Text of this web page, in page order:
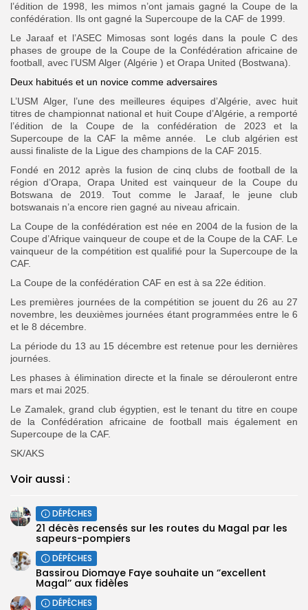
l’édition de 1998, les mimos n’ont jamais gagné la Coupe de la
confédération. Ils ont gagné la Supercoupe de la CAF de 1999.
Le Jaraaf et l’ASEC Mimosas sont logés dans la poule C des
phases de groupe de la Coupe de la Confédération africaine de
football, avec l’USM Alger (Algérie ) et Orapa United (Bostwana).
Deux habitués et un novice comme adversaires
L’USM Alger, l’une des meilleures équipes d’Algérie, avec huit
titres de championnat national et huit Coupe d’Algérie, a remporté
l’édition de la Coupe de la confédération de 2023 et la
Supercoupe de la CAF la même année. Le club algérien est
aussi finaliste de la Ligue des champions de la CAF 2015.
Fondé en 2012 après la fusion de cinq clubs de football de la
région d’Orapa, Orapa United est vainqueur de la Coupe du
Botswana de 2019. Tout comme le Jaraaf, le jeune club
botswanais n’a encore rien gagné au niveau africain.
La Coupe de la confédération est née en 2004 de la fusion de la
Coupe d’Afrique vainqueur de coupe et de la Coupe de la CAF. Le
vainqueur de la compétition est qualifié pour la Supercoupe de la
CAF.
La Coupe de la confédération CAF en est à sa 22e édition.
Les premières journées de la compétition se jouent du 26 au 27
novembre, les deuxièmes journées étant programmées entre le 6
et le 8 décembre.
La période du 13 au 15 décembre est retenue pour les dernières
journées.
Les phases à élimination directe et la finale se dérouleront entre
mars et mai 2025.
Le Zamalek, grand club égyptien, est le tenant du titre en coupe
de la Confédération africaine de football mais également en
Supercoupe de la CAF.
SK/AKS
Voir aussi :
DÉPÊCHES
21 décès recensés sur les routes du Magal par les
sapeurs-pompiers
DÉPÊCHES
Bassirou Diomaye Faye souhaite un ‘’excellent
Magal’’ aux fidèles
DÉPÊCHES